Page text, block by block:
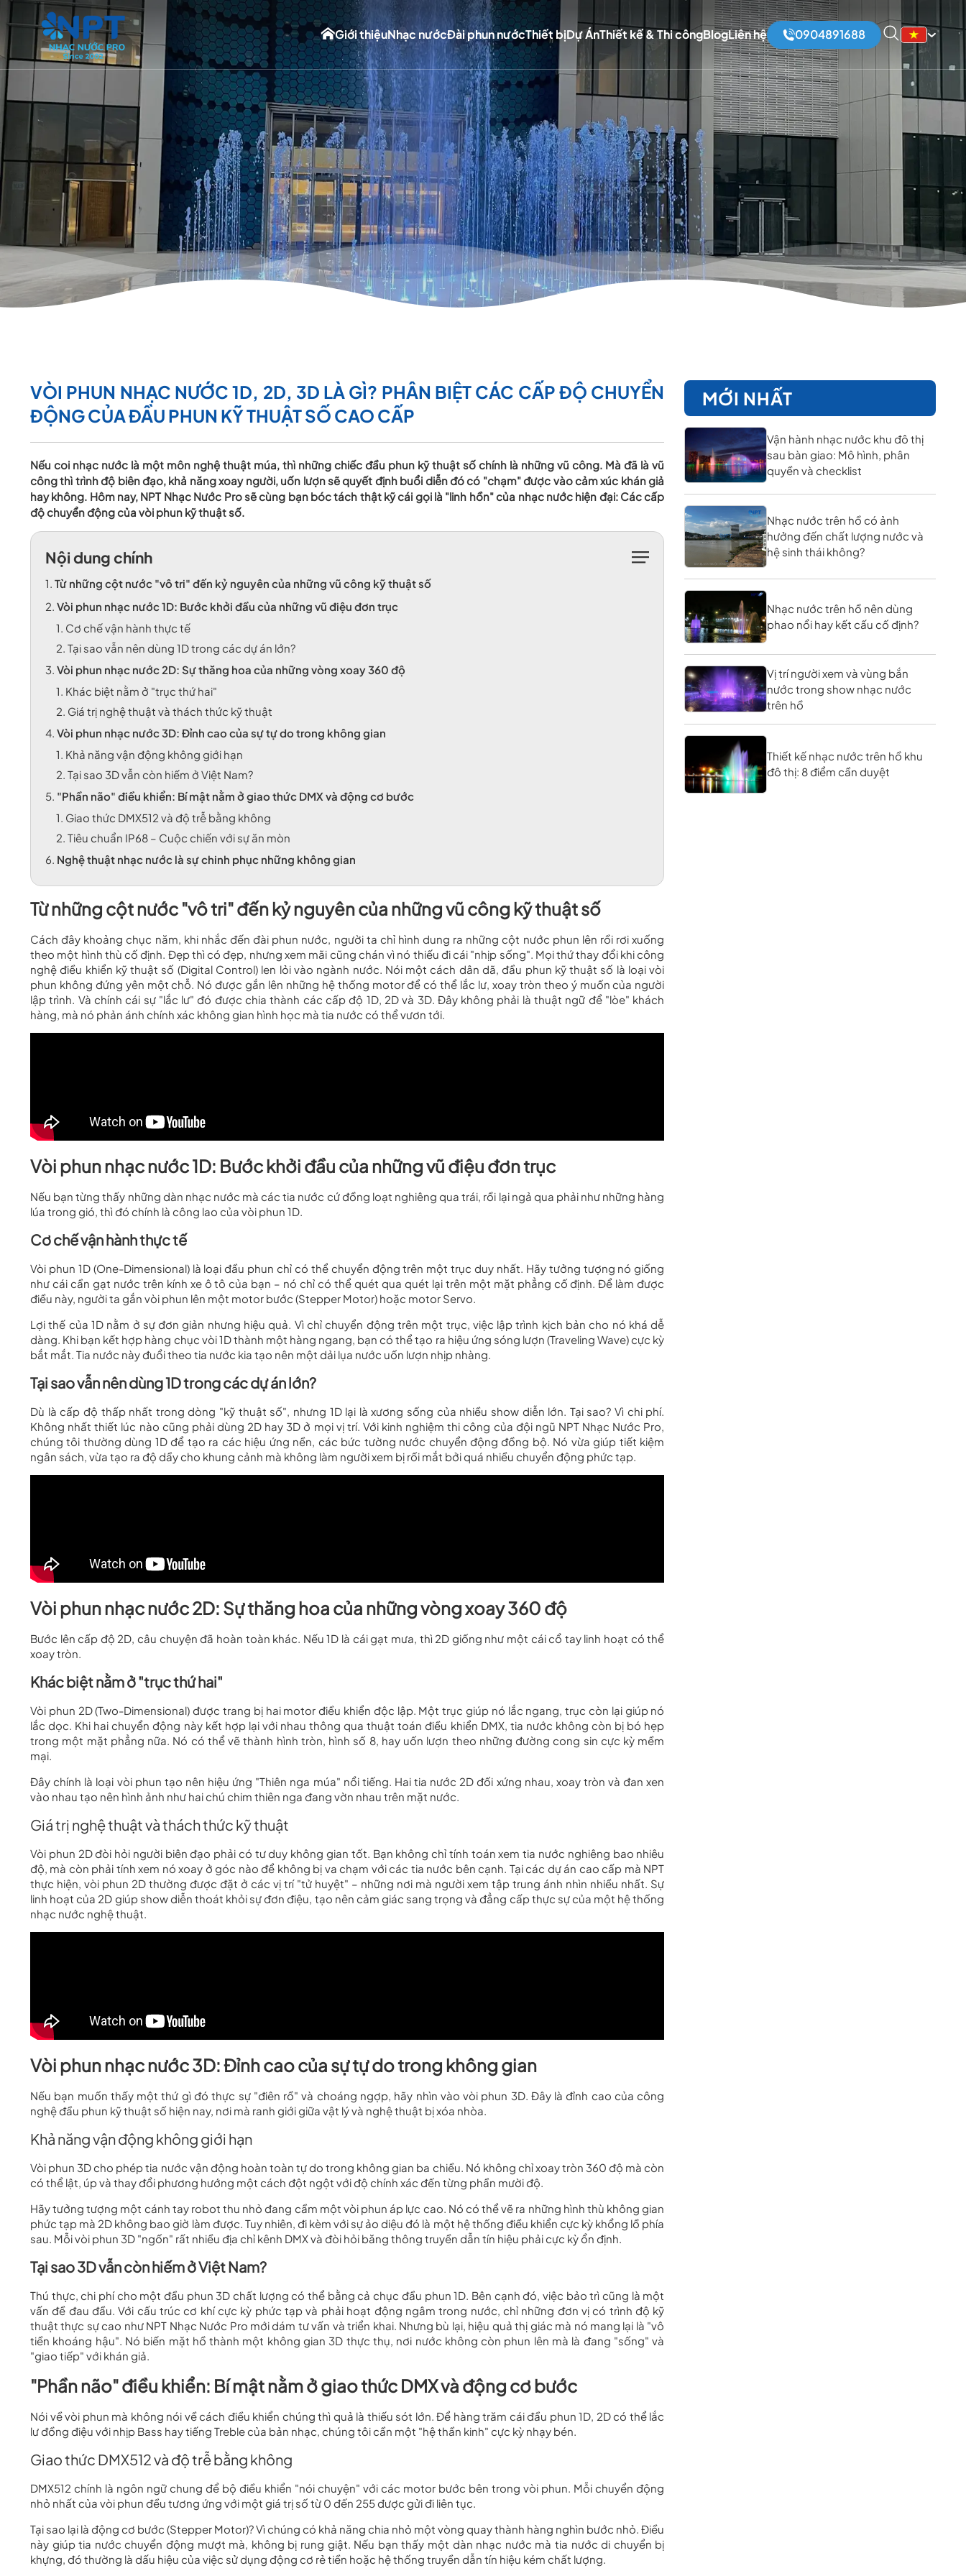
Giới thiệuNhạc nướcĐài phun nướcThiết bịDự ÁnThiết kế & Thi côngBlogLiên hệ 0904891688
VÒI PHUN NHẠC NƯỚC 1D, 2D, 3D LÀ GÌ? PHÂN BIỆT CÁC CẤP ĐỘ CHUYỂN
ĐỘNG CỦA ĐẦU PHUN KỸ THUẬT SỐ CAO CẤP
Nếu coi nhạc nước là một môn nghệ thuật múa, thì những chiếc đầu phun kỹ thuật số chính là những vũ công. Mà đã là vũ
công thì trình độ biên đạo, khả năng xoay người, uốn lượn sẽ quyết định buổi diễn đó có "chạm" được vào cảm xúc khán giả
hay không. Hôm nay, NPT Nhạc Nước Pro sẽ cùng bạn bóc tách thật kỹ cái gọi là "linh hồn" của nhạc nước hiện đại: Các cấp
độ chuyển động của vòi phun kỹ thuật số.
Nội dung chính
1. Từ những cột nước "vô tri" đến kỷ nguyên của những vũ công kỹ thuật số
2. Vòi phun nhạc nước 1D: Bước khởi đầu của những vũ điệu đơn trục
1. Cơ chế vận hành thực tế
2. Tại sao vẫn nên dùng 1D trong các dự án lớn?
3. Vòi phun nhạc nước 2D: Sự thăng hoa của những vòng xoay 360 độ
1. Khác biệt nằm ở "trục thứ hai"
2. Giá trị nghệ thuật và thách thức kỹ thuật
4. Vòi phun nhạc nước 3D: Đỉnh cao của sự tự do trong không gian
1. Khả năng vận động không giới hạn
2. Tại sao 3D vẫn còn hiếm ở Việt Nam?
5. "Phần não" điều khiển: Bí mật nằm ở giao thức DMX và động cơ bước
1. Giao thức DMX512 và độ trễ bằng không
2. Tiêu chuẩn IP68 – Cuộc chiến với sự ăn mòn
6. Nghệ thuật nhạc nước là sự chinh phục những không gian
Từ những cột nước "vô tri" đến kỷ nguyên của những vũ công kỹ thuật số
Cách đây khoảng chục năm, khi nhắc đến đài phun nước, người ta chỉ hình dung ra những cột nước phun lên rồi rơi xuống
theo một hình thù cố định. Đẹp thì có đẹp, nhưng xem mãi cũng chán vì nó thiếu đi cái "nhịp sống". Mọi thứ thay đổi khi công
nghệ điều khiển kỹ thuật số (Digital Control) len lỏi vào ngành nước. Nói một cách dân dã, đầu phun kỹ thuật số là loại vòi
phun không đứng yên một chỗ. Nó được gắn lên những hệ thống motor để có thể lắc lư, xoay tròn theo ý muốn của người
lập trình. Và chính cái sự "lắc lư" đó được chia thành các cấp độ 1D, 2D và 3D. Đây không phải là thuật ngữ để "lòe" khách
hàng, mà nó phản ánh chính xác không gian hình học mà tia nước có thể vươn tới.
Vòi phun nhạc nước 1D: Bước khởi đầu của những vũ điệu đơn trục
Nếu bạn từng thấy những dàn nhạc nước mà các tia nước cứ đồng loạt nghiêng qua trái, rồi lại ngả qua phải như những hàng
lúa trong gió, thì đó chính là công lao của vòi phun 1D.
Cơ chế vận hành thực tế
Vòi phun 1D (One-Dimensional) là loại đầu phun chỉ có thể chuyển động trên một trục duy nhất. Hãy tưởng tượng nó giống
như cái cần gạt nước trên kính xe ô tô của bạn – nó chỉ có thể quét qua quét lại trên một mặt phẳng cố định. Để làm được
điều này, người ta gắn vòi phun lên một motor bước (Stepper Motor) hoặc motor Servo.
Lợi thế của 1D nằm ở sự đơn giản nhưng hiệu quả. Vì chỉ chuyển động trên một trục, việc lập trình kịch bản cho nó khá dễ
dàng. Khi bạn kết hợp hàng chục vòi 1D thành một hàng ngang, bạn có thể tạo ra hiệu ứng sóng lượn (Traveling Wave) cực kỳ
bắt mắt. Tia nước này đuổi theo tia nước kia tạo nên một dải lụa nước uốn lượn nhịp nhàng.
Tại sao vẫn nên dùng 1D trong các dự án lớn?
Dù là cấp độ thấp nhất trong dòng "kỹ thuật số", nhưng 1D lại là xương sống của nhiều show diễn lớn. Tại sao? Vì chi phí.
Không nhất thiết lúc nào cũng phải dùng 2D hay 3D ở mọi vị trí. Với kinh nghiệm thi công của đội ngũ NPT Nhạc Nước Pro,
chúng tôi thường dùng 1D để tạo ra các hiệu ứng nền, các bức tường nước chuyển động đồng bộ. Nó vừa giúp tiết kiệm
ngân sách, vừa tạo ra độ dầy cho khung cảnh mà không làm người xem bị rối mắt bởi quá nhiều chuyển động phức tạp.
Vòi phun nhạc nước 2D: Sự thăng hoa của những vòng xoay 360 độ
Bước lên cấp độ 2D, câu chuyện đã hoàn toàn khác. Nếu 1D là cái gạt mưa, thì 2D giống như một cái cổ tay linh hoạt có thể
xoay tròn.
Khác biệt nằm ở "trục thứ hai"
Vòi phun 2D (Two-Dimensional) được trang bị hai motor điều khiển độc lập. Một trục giúp nó lắc ngang, trục còn lại giúp nó
lắc dọc. Khi hai chuyển động này kết hợp lại với nhau thông qua thuật toán điều khiển DMX, tia nước không còn bị bó hẹp
trong một mặt phẳng nữa. Nó có thể vẽ thành hình tròn, hình số 8, hay uốn lượn theo những đường cong sin cực kỳ mềm
mại.
Đây chính là loại vòi phun tạo nên hiệu ứng "Thiên nga múa" nổi tiếng. Hai tia nước 2D đối xứng nhau, xoay tròn và đan xen
vào nhau tạo nên hình ảnh như hai chú chim thiên nga đang vờn nhau trên mặt nước.
Giá trị nghệ thuật và thách thức kỹ thuật
Vòi phun 2D đòi hỏi người biên đạo phải có tư duy không gian tốt. Bạn không chỉ tính toán xem tia nước nghiêng bao nhiêu
độ, mà còn phải tính xem nó xoay ở góc nào để không bị va chạm với các tia nước bên cạnh. Tại các dự án cao cấp mà NPT
thực hiện, vòi phun 2D thường được đặt ở các vị trí "tử huyệt" – những nơi mà người xem tập trung ánh nhìn nhiều nhất. Sự
linh hoạt của 2D giúp show diễn thoát khỏi sự đơn điệu, tạo nên cảm giác sang trọng và đẳng cấp thực sự của một hệ thống
nhạc nước nghệ thuật.
Vòi phun nhạc nước 3D: Đỉnh cao của sự tự do trong không gian
Nếu bạn muốn thấy một thứ gì đó thực sự "điên rồ" và choáng ngợp, hãy nhìn vào vòi phun 3D. Đây là đỉnh cao của công
nghệ đầu phun kỹ thuật số hiện nay, nơi mà ranh giới giữa vật lý và nghệ thuật bị xóa nhòa.
Khả năng vận động không giới hạn
Vòi phun 3D cho phép tia nước vận động hoàn toàn tự do trong không gian ba chiều. Nó không chỉ xoay tròn 360 độ mà còn
có thể lật, úp và thay đổi phương hướng một cách đột ngột với độ chính xác đến từng phần mười độ.
Hãy tưởng tượng một cánh tay robot thu nhỏ đang cầm một vòi phun áp lực cao. Nó có thể vẽ ra những hình thù không gian
phức tạp mà 2D không bao giờ làm được. Tuy nhiên, đi kèm với sự ảo diệu đó là một hệ thống điều khiển cực kỳ khổng lồ phía
sau. Mỗi vòi phun 3D "ngốn" rất nhiều địa chỉ kênh DMX và đòi hỏi băng thông truyền dẫn tín hiệu phải cực kỳ ổn định.
Tại sao 3D vẫn còn hiếm ở Việt Nam?
Thú thực, chi phí cho một đầu phun 3D chất lượng có thể bằng cả chục đầu phun 1D. Bên cạnh đó, việc bảo trì cũng là một
vấn đề đau đầu. Với cấu trúc cơ khí cực kỳ phức tạp và phải hoạt động ngâm trong nước, chỉ những đơn vị có trình độ kỹ
thuật thực sự cao như NPT Nhạc Nước Pro mới dám tư vấn và triển khai. Nhưng bù lại, hiệu quả thị giác mà nó mang lại là "vô
tiền khoáng hậu". Nó biến mặt hồ thành một không gian 3D thực thụ, nơi nước không còn phun lên mà là đang "sống" và
"giao tiếp" với khán giả.
"Phần não" điều khiển: Bí mật nằm ở giao thức DMX và động cơ bước
Nói về vòi phun mà không nói về cách điều khiển chúng thì quả là thiếu sót lớn. Để hàng trăm cái đầu phun 1D, 2D có thể lắc
lư đồng điệu với nhịp Bass hay tiếng Treble của bản nhạc, chúng tôi cần một "hệ thần kinh" cực kỳ nhạy bén.
Giao thức DMX512 và độ trễ bằng không
DMX512 chính là ngôn ngữ chung để bộ điều khiển "nói chuyện" với các motor bước bên trong vòi phun. Mỗi chuyển động
nhỏ nhất của vòi phun đều tương ứng với một giá trị số từ 0 đến 255 được gửi đi liên tục.
Tại sao lại là động cơ bước (Stepper Motor)? Vì chúng có khả năng chia nhỏ một vòng quay thành hàng nghìn bước nhỏ. Điều
này giúp tia nước chuyển động mượt mà, không bị rung giật. Nếu bạn thấy một dàn nhạc nước mà tia nước di chuyển bị
khựng, đó thường là dấu hiệu của việc sử dụng động cơ rẻ tiền hoặc hệ thống truyền dẫn tín hiệu kém chất lượng.
MỚI NHẤT
Vận hành nhạc nước khu đô thị
sau bàn giao: Mô hình, phân
quyền và checklist
Nhạc nước trên hồ có ảnh
hưởng đến chất lượng nước và
hệ sinh thái không?
Nhạc nước trên hồ nên dùng
phao nổi hay kết cấu cố định?
Vị trí người xem và vùng bắn
nước trong show nhạc nước
trên hồ
Thiết kế nhạc nước trên hồ khu
đô thị: 8 điểm cần duyệt